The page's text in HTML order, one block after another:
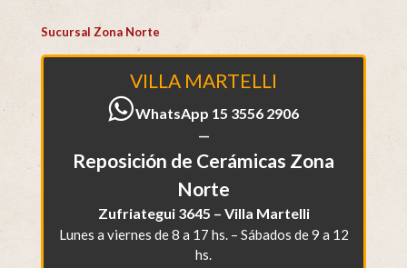
Sucursal Zona Norte
VILLA MARTELLI
WhatsApp 15 3556 2906
—
Reposición de Cerámicas Zona
Norte
Zufriategui 3645 – Villa Martelli
Lunes a viernes de 8 a 17 hs. – Sábados de 9 a 12
hs.